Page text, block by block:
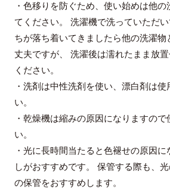
・色移りを防ぐため、使い始めは他
てください。 洗濯機で洗っていただ
ちが落ち着いてきましたら他の洗濯物
丈夫ですが、 洗濯後は濡れたまま放
ください。
・洗剤は中性洗剤を使い、漂白剤は使
い。
・乾燥機は縮みの原因になりますので
い。
・光に長時間当たると色褪せの原因
しがおすすめです。 保管する際も、
の保管をおすすめします。